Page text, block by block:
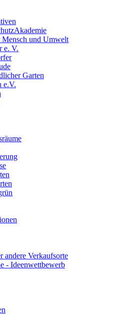
und Umwelt
e. V.
Garten
e.V.
andere Verkaufsorte
- Ideenwettbewerb